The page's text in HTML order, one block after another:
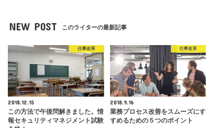
NEW POST このライターの最新記事
仕事改革
2018.12.15
この方法で午後問解きました。情
報セキュリティマネジメント試験
仕事改革
2018.9.16
業務プロセス改善をスムーズにす
すめるための５つのポイント